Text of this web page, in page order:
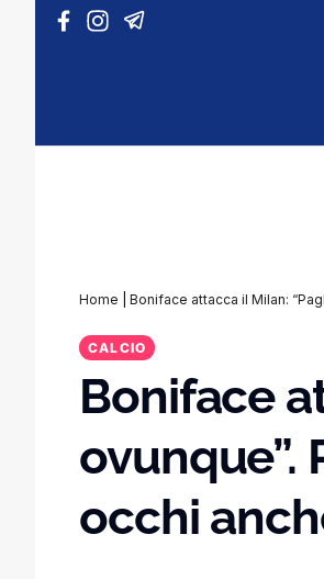
Vai al contenuto
Home Boniface attacca il Milan:
CALCIO
Boniface
ovunque”.
occhi